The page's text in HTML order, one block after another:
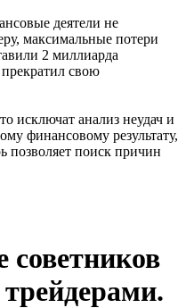
деятели не
максимальные потери
2 миллиарда
свою
исключат анализ неудач и
финансовому результату,
позволяет поиск причин
советников